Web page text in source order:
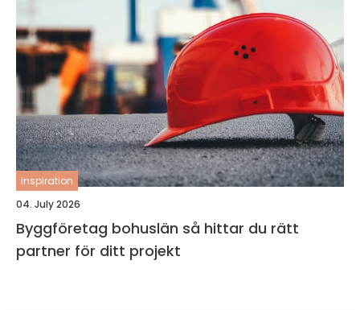
inspiration
04. July 2026
Byggföretag bohuslän så hittar du rätt
partner för ditt projekt